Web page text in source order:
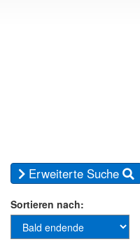
Erweiterte Suche
Sortieren nach: